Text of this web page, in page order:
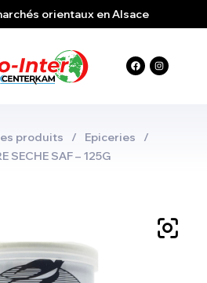
orientaux en Alsace
produits / Epiceries
/
SECHE SAF – 125G